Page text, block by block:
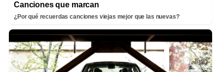
Canciones que marcan
¿Por qué recuerdas canciones viejas mejor que las nuevas?